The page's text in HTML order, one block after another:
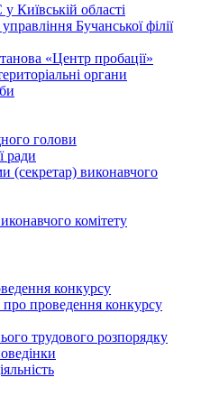
області
Бучанської філії
«Центр пробації»
органи
голови
ради
(секретар) виконавчого
комітету
конкурсу
проведення конкурсу
трудового розпорядку